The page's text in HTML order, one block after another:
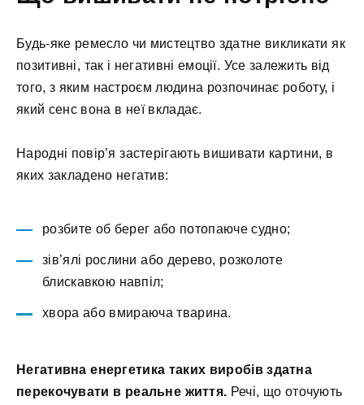
Будь-яке ремесло чи мистецтво здатне викликати як
позитивні, так і негативні емоції. Усе залежить від
того, з яким настроєм людина розпочинає роботу, і
який сенс вона в неї вкладає.
Народні повір’я застерігають вишивати картини, в
яких закладено негатив:
розбите об берег або потопаюче судно;
зів’ялі рослини або дерево, розколоте
блискавкою навпіл;
хвора або вмираюча тварина.
Негативна енергетика таких виробів здатна
перекочувати в реальне життя. Речі, що оточують